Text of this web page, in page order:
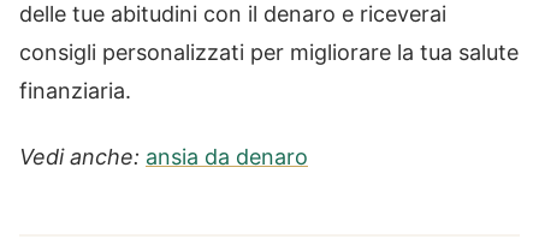
delle tue abitudini con il denaro e riceverai
consigli personalizzati per migliorare la tua salute
finanziaria.
Vedi anche: ansia da denaro